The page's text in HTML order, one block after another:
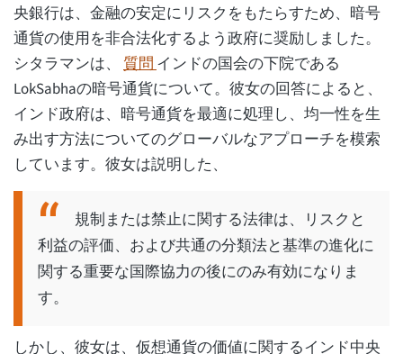
央銀行は、金融の安定にリスクをもたらすため、暗号
通貨の使用を非合法化するよう政府に奨励しました。
シタラマンは、 質問インドの国会の下院である
LokSabhaの暗号通貨について。彼女の回答によると、
インド政府は、暗号通貨を最適に処理し、均一性を生
み出す方法についてのグローバルなアプローチを模索
しています。彼女は説明した、
規制または禁止に関する法律は、リスクと
利益の評価、および共通の分類法と基準の進化に
関する重要な国際協力の後にのみ有効になりま
す。
しかし、彼女は、仮想通貨の価値に関するインド中央